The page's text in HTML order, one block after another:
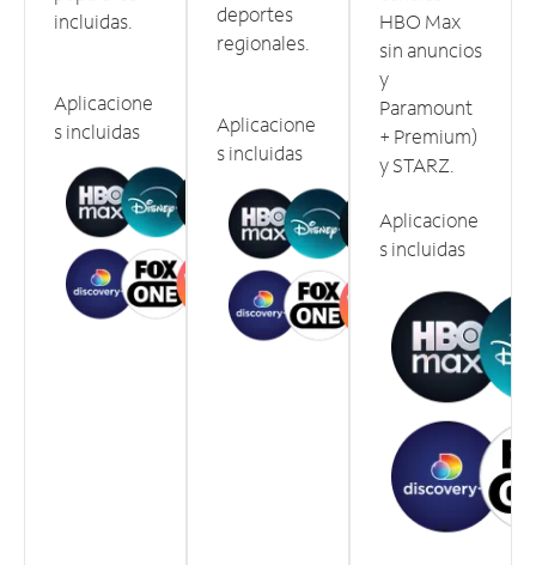
incluidas.
Aplicacione
s incluidas
deportes
regionales.
Aplicacione
s incluidas
HBO Max
sin anuncios
y
Paramount
+ Premium)
y STARZ.
Aplicacione
s incluidas